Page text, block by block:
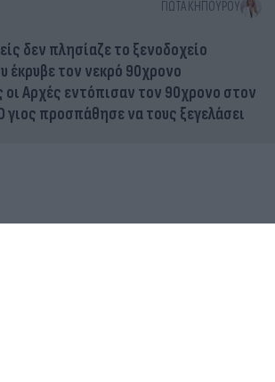
ΓΙΏΤΑ ΚΗΠΟΥΡΟΎ
δεν πλησίαζε το ξενοδοχείο
έκρυβε τον νεκρό 90χρονο
Αρχές εντόπισαν τον 90χρονο στον
προσπάθησε να τους ξεγελάσει